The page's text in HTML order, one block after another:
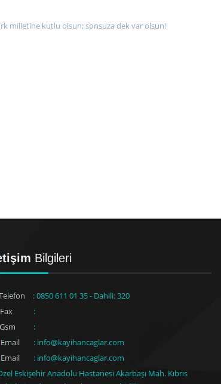
milletine kutlu olsun; sonsuza dek var olsun!
Bilgileri
: 0850 611 01 35 - Dahili: 320
Fax
:
Gsm
:
Email
: info@kayihancaglar.com
Email
: info@kayihancaglar.com
Eskişehir Anadolu Hastanesi Akarbaşı Mah. Kıbrıs